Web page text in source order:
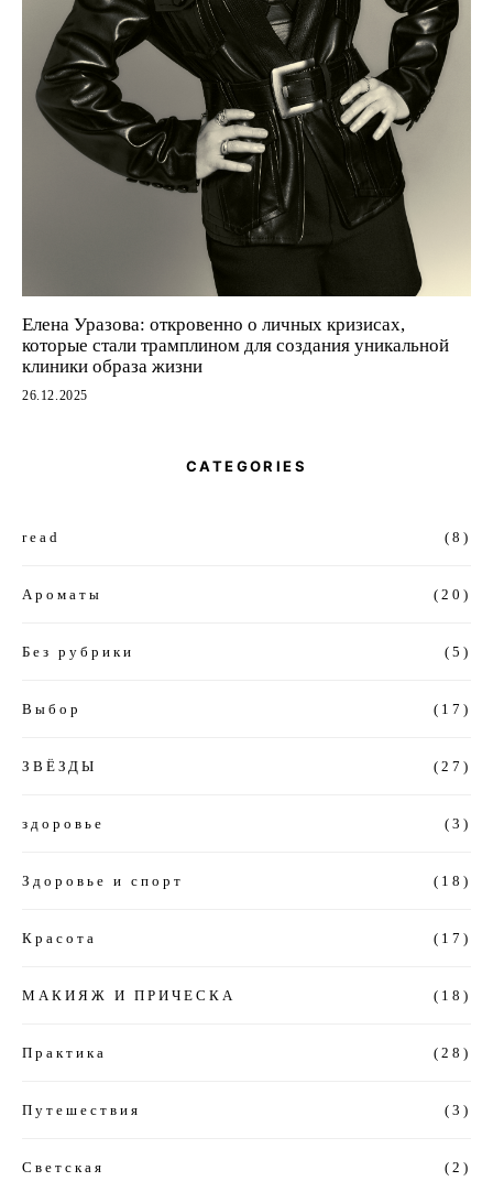
Елена Уразова: откровенно о личных кризисах,
которые стали трамплином для создания уникальной
клиники образа жизни
26.12.2025
CATEGORIES
read (8)
Ароматы (20)
Без рубрики (5)
Выбор (17)
ЗВЁЗДЫ (27)
здоровье (3)
Здоровье и спорт (18)
Красота (17)
МАКИЯЖ И ПРИЧЕСКА (18)
Практика (28)
Путешествия (3)
Светская (2)